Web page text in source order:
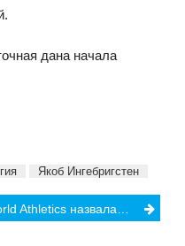
дана начала
Якоб Ингебригстен
назвала лучших спортсменов года